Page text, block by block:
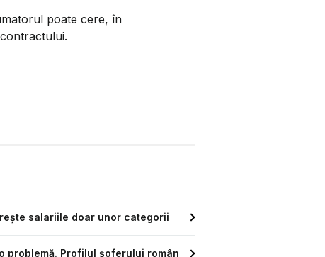
poate cere, în
salariile doar unor categorii
problemă. Profilul șoferului român